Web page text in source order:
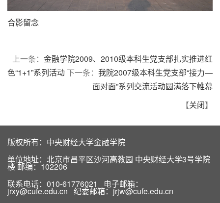
合影留念
上一条： 金融学院2009、2010级本科生党支部扎实推进红
色“1+1”系列活动 下一条： 我院2007级本科生党支部“接力—
面对面”系列交流活动圆满落下帷幕
【关闭】
版权所有：中央财经大学金融学院
单位地址：北京市昌平区沙河高教园 中央财经大学3号学院
楼 邮编：102206
联系电话：010-61776021 电子邮箱：
jrxy@cufe.edu.cn 纪委邮箱：jrjw@cufe.edu.cn